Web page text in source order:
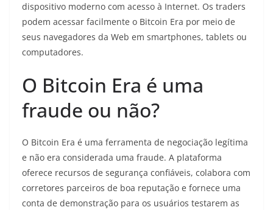
dispositivo moderno com acesso à Internet. Os traders
podem acessar facilmente o Bitcoin Era por meio de
seus navegadores da Web em smartphones, tablets ou
computadores.
O Bitcoin Era é uma
fraude ou não?
O Bitcoin Era é uma ferramenta de negociação legítima
e não era considerada uma fraude. A plataforma
oferece recursos de segurança confiáveis, colabora com
corretores parceiros de boa reputação e fornece uma
conta de demonstração para os usuários testarem as